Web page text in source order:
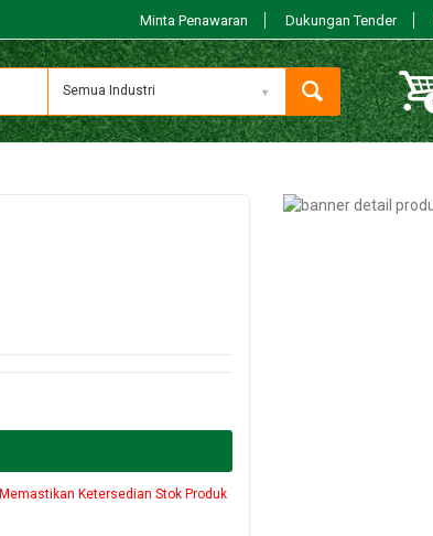
Minta Penawaran Dukungan Tender
Semua Industri
Ketersedian Stok Produk